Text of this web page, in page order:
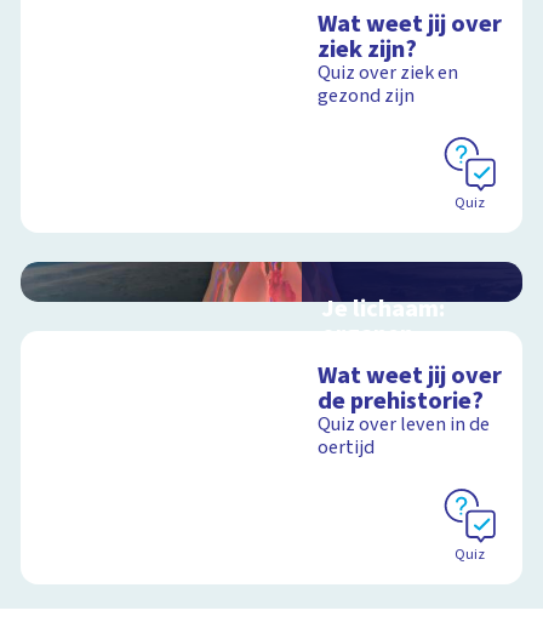
Wat weet jij over
ziek zijn?
Quiz over ziek en
gezond zijn
Quiz
Je lichaam:
organen
schoolplaat langs je
organen
Schoolplaat
Wat weet jij over
de prehistorie?
Quiz over leven in de
oertijd
Quiz